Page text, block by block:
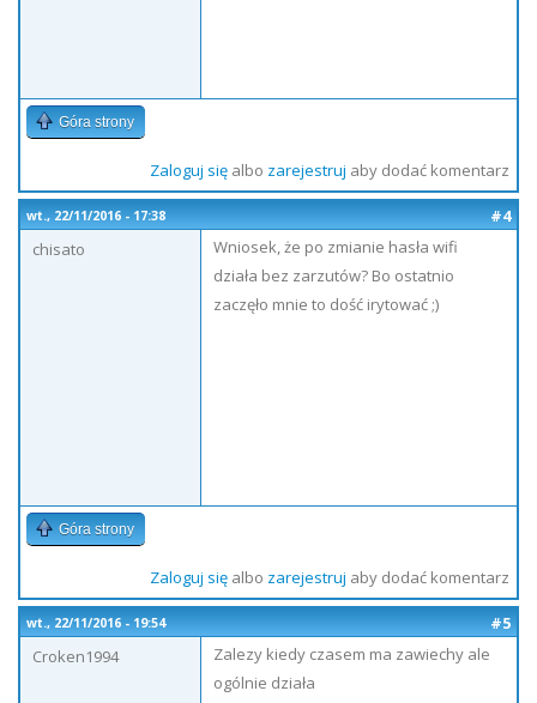
Góra strony
Zaloguj sięalbo zarejestruj aby dodać komentarz
wt., 22/11/2016 - 17:38
#4
chisato
Wniosek, że po zmianie hasła wifi
działa bez zarzutów? Bo ostatnio
zaczęło mnie to dość irytować ;)
Góra strony
Zaloguj sięalbo zarejestruj aby dodać komentarz
wt., 22/11/2016 - 19:54
#5
Croken1994
Zalezy kiedy czasem ma zawiechy ale
ogólnie działa